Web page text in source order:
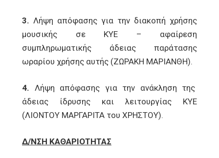
3. Λήψη απόφασης για την διακοπή χρήσης
μουσικής σε ΚΥΕ – αφαίρεση
συμπληρωματικής άδειας παράτασης
ωραρίου χρήσης αυτής (ΖΩΡΑΚΗ ΜΑΡΙΑΝΘΗ).
4. Λήψη απόφασης για την ανάκληση της
άδειας ίδρυσης και λειτουργίας ΚΥΕ
(ΛΙΟΝΤΟΥ ΜΑΡΓΑΡΙΤΑ του ΧΡΗΣΤΟΥ).
Δ/ΝΣΗ ΚΑΘΑΡΙΟΤΗΤΑΣ